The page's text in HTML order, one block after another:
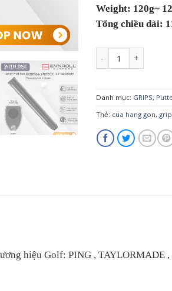
Weight: 120g~
Tổng chiều dài:
Tay nắm gậy Putter
Danh mục: GRIPS,
Thẻ: cua hang gon,
hiệu Golf: PING ,